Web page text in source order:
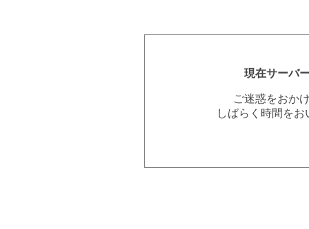
現在サーバ
ご迷惑をおか
しばらく時間を